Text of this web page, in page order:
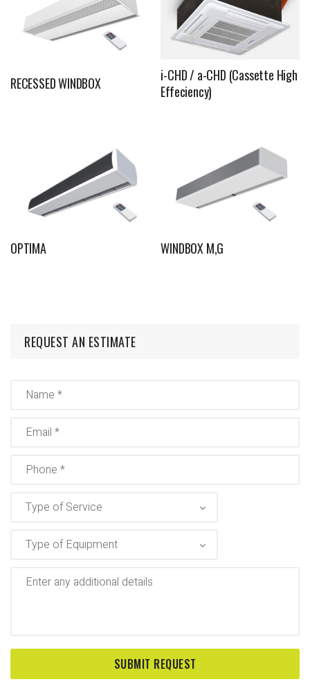
RECESSED WINDBOX
i-CHD / a-CHD (Cassette High
Effeciency)
OPTIMA WINDBOX M,G
REQUEST AN ESTIMATE